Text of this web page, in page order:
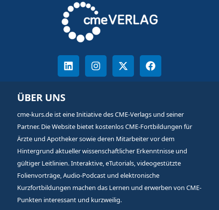
ÜBER UNS
cme-kurs.de ist eine Initiative des CME-Verlags und seiner
Partner. Die Website bietet kostenlos CME-Fortbildungen für
Ärzte und Apotheker sowie deren Mitarbeiter vor dem
Hintergrund aktueller wissenschaftlicher Erkenntnisse und
gültiger Leitlinien. Interaktive, eTutorials, videogestützte
Folienvorträge, Audio-Podcast und elektronische
Kurzfortbildungen machen das Lernen und erwerben von CME-
Punkten interessant und kurzweilig.